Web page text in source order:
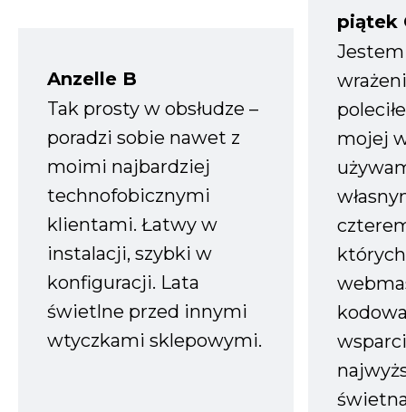
Anzelle B
Tak prosty w obsłudze –
poradzi sobie nawet z
moimi najbardziej
technofobicznymi
klientami. Łatwy w
instalacji, szybki w
konfiguracji. Lata
świetlne przed innymi
wtyczkami sklepowymi.
piątek
mojej